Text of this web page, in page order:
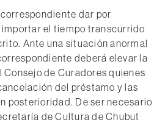
dar por
el tiempo transcurrido
Ante una situación anormal
deberá elevar la
de Curadores quienes
del préstamo y las
posterioridad. De ser necesario
de Cultura de Chubut